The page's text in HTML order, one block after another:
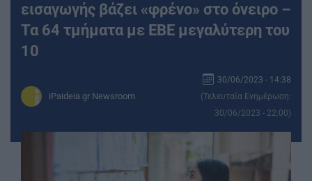
εισαγωγής βάζει «φρένο» στο όνειρο –
Τα 64 τμήματα με ΕΒΕ μεγαλύτερη του
10
iPaideia.gr Newsroom
30/06/2023 - 14:38
(Τελευταία Ενημέρωση:
30/06/2023 - 22:00)